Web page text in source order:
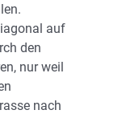
auf
den
nur weil
nach